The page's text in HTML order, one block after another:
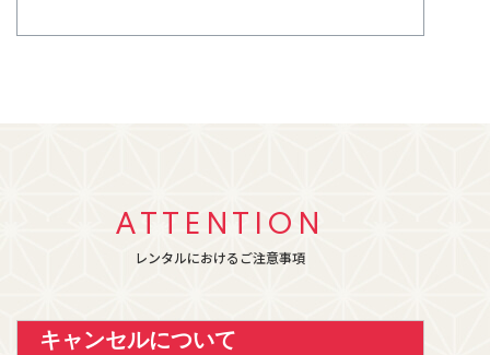
ATTENTION
レンタルにおけるご注意事項
キャンセルについて